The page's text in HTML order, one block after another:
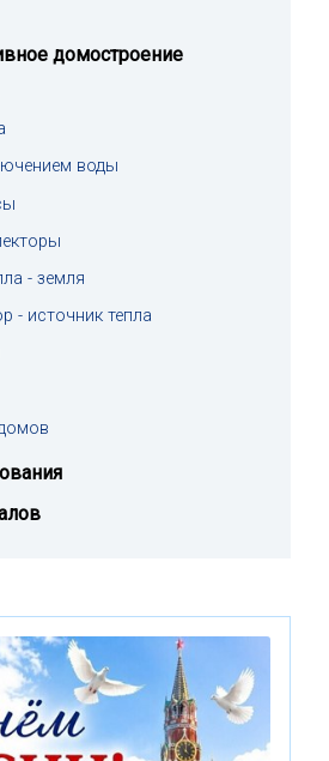
домостроение
воды
- земля
- источник тепла